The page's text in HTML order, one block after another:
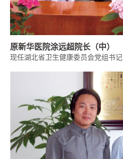
原新华医院涂远超院长（中）
现任湖北省卫生健康委员会党组书记